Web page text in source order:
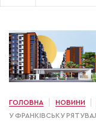
ГОЛОВНА НОВИНИ
У ФРАНКІВСЬКУ